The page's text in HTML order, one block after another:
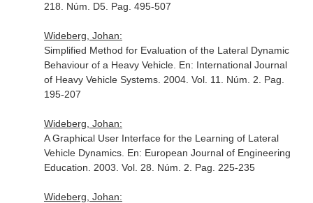
218. Núm. D5. Pag. 495-507
Wideberg, Johan:
Simplified Method for Evaluation of the Lateral Dynamic
Behaviour of a Heavy Vehicle. En: International Journal
of Heavy Vehicle Systems. 2004. Vol. 11. Núm. 2. Pag.
195-207
Wideberg, Johan:
A Graphical User Interface for the Learning of Lateral
Vehicle Dynamics. En: European Journal of Engineering
Education . 2003. Vol. 28. Núm. 2. Pag. 225-235
Wideberg, Johan: